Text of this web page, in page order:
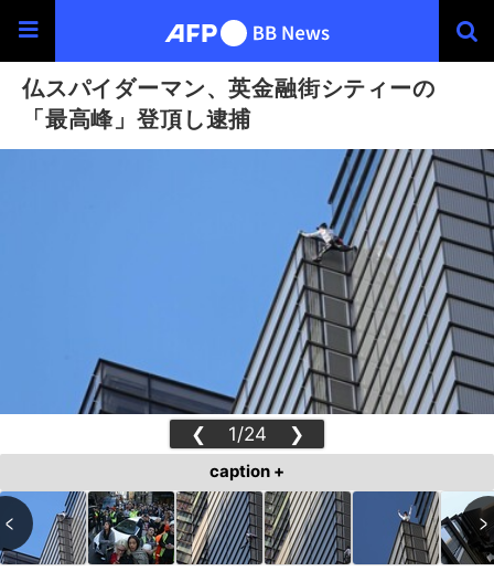
仏スパイダーマン、英金融街シティーの
「最高峰」登頂し逮捕
❮ 1/24 ❯
caption +